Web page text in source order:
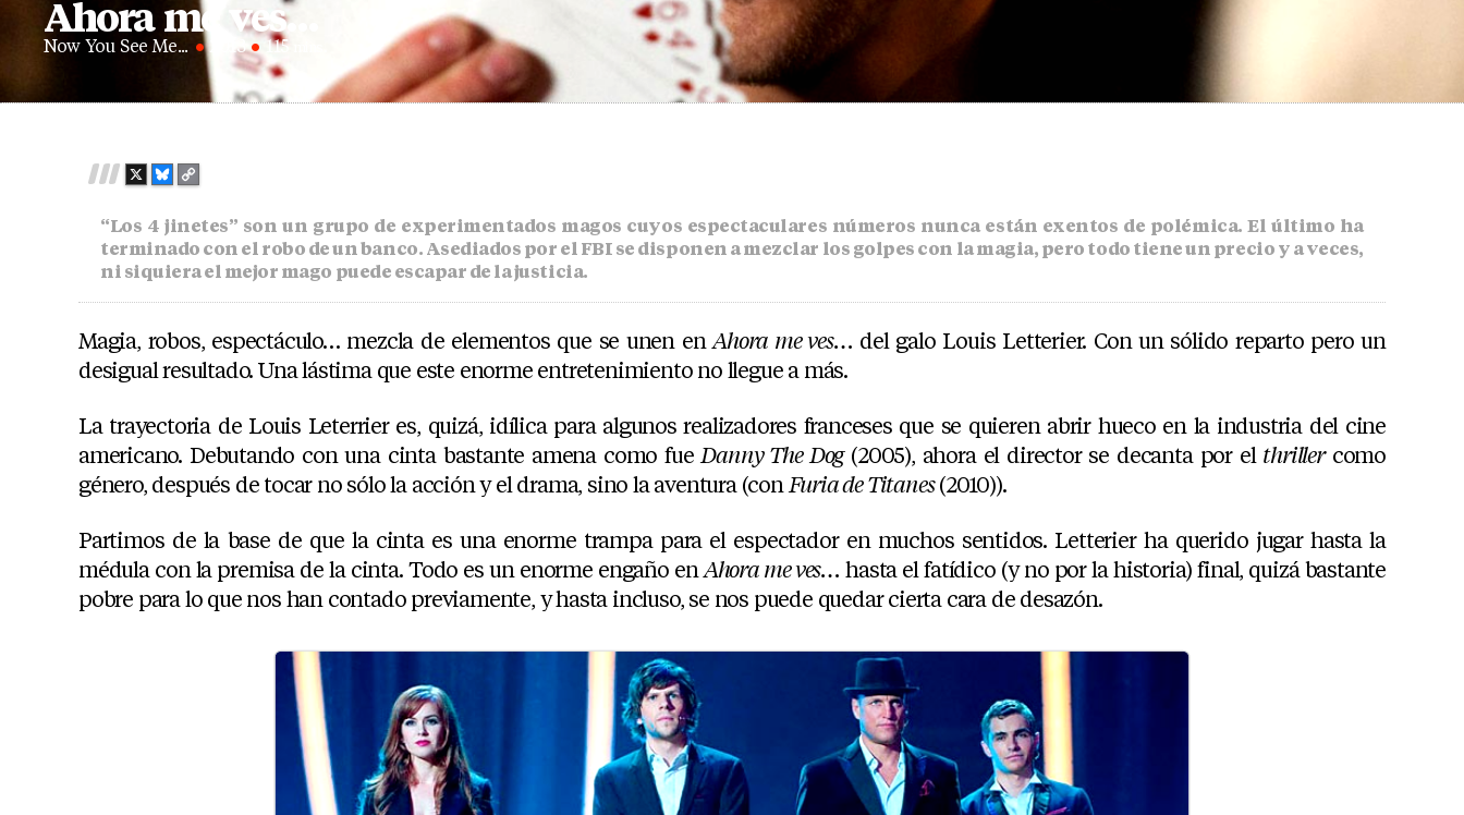
posted
in
Ahora me ves…
Now You See Me... 2013 115
X
B
U
S
K
Y
C
P
I
N
“Los 4 jinetes” son un grupo de experimentados magos cuyos espectaculares números nunca están exentos de polémica. El último ha
terminado con el robo de un banco. Asediados por el FBI se disponen a mezclar los golpes con la magia, pero todo tiene un precio y a veces,
ni siquiera el mejor mago puede escapar de la justicia.
Magia, robos, espectáculo… mezcla de elementos que se unen en Ahora me ves… del galo Louis Letterier. Con un sólido reparto pero un
desigual resultado. Una lástima que este enorme entretenimiento no llegue a más.
La trayectoria de Louis Leterrier es, quizá, idílica para algunos realizadores franceses que se quieren abrir hueco en la industria del cine
americano. Debutando con una cinta bastante amena como fue Danny The Dog(2005), ahora el director se decanta por el thrillercomo
género, después de tocar no sólo la acción y el drama, sino la aventura (con Furia de Titanes(2010)).
Partimos de la base de que la cinta es una enorme trampa para el espectador en muchos sentidos. Letterier ha querido jugar hasta la
médula con la premisa de la cinta. Todo es un enorme engaño en Ahora me ves… hasta el fatídico (y no por la historia) final, quizá bastante
pobre para lo que nos han contado previamente, y hasta incluso, se nos puede quedar cierta cara de desazón.